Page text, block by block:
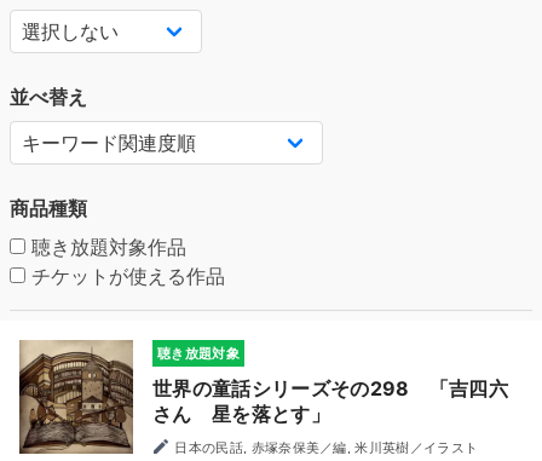
並べ替え
商品種類
聴き放題対象作品
チケットが使える作品
聴き放題対象
世界の童話シリーズその298 「吉四六
さん 星を落とす」
日本の民話, 赤塚奈保美／編, 米川英樹／イラスト